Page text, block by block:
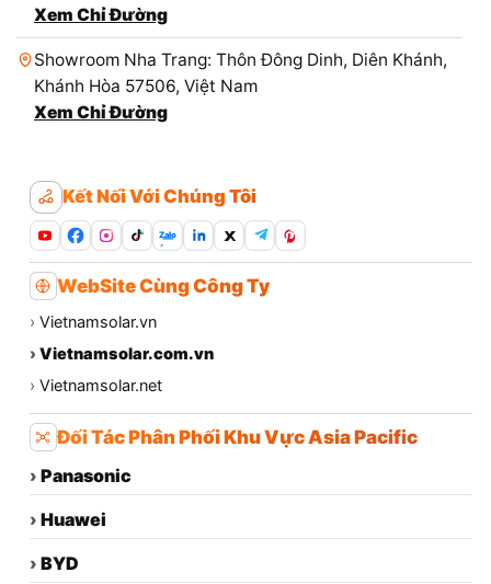
Xem Chỉ Đường
Showroom Nha Trang: Thôn Đông Dinh, Diên Khánh,
Khánh Hòa 57506, Việt Nam
Xem Chỉ Đường
Kết Nối Với Chúng Tôi
Zalo
WebSite Cùng Công Ty
› Vietnamsolar.vn
› Vietnamsolar.com.vn
› Vietnamsolar.net
Đối Tác Phân Phối Khu Vực Asia Pacific
› Panasonic
› Huawei
› BYD